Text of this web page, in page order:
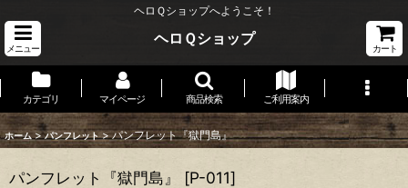
ヘロＱショップへようこそ！
メニュー
ヘロＱショップ
カート
カテゴリ マイページ 商品検索 ご利用案内
ホーム > パンフレット > パンフレット『獄門島』
パンフレット『獄門島』 [P-011]